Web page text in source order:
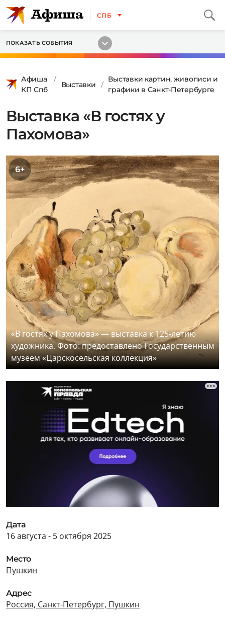
СПБ
ПОКАЗАТЬ СОБЫТИЯ
Афиша
КП Спб
Выставки
Выставки картин, живописи и
графики в Санкт-Петербурге
Выставка «В гостях у
Пахомова»
6+
«В гостях у Пахомова» — выставка к 125-летию
художника. Фото: предоставлено Государственным
музеем «Царскосельская коллекция»
Дата
16 августа - 5 октября 2025
Место
Пушкин
Адрес
Россия, Санкт-Петербург, Пушкин